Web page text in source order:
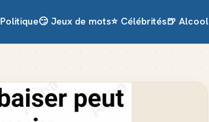
Politique😏 Jeux de mots⭐ Célébrités🍺 Alcool